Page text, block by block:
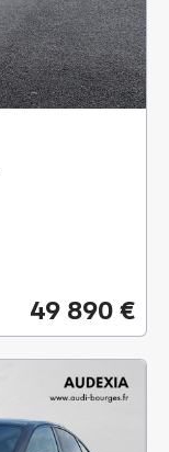
49 890 €